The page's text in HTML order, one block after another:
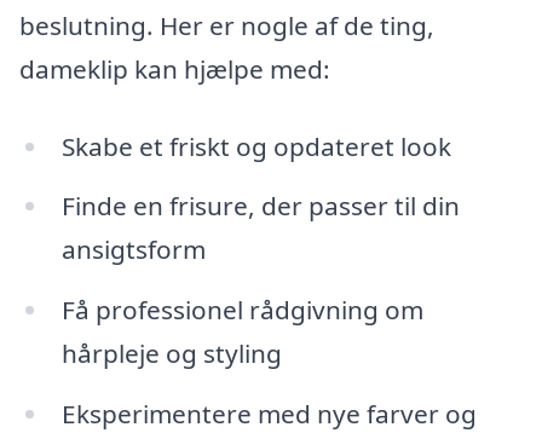
beslutning. Her er nogle af de ting,
dameklip kan hjælpe med:
Skabe et friskt og opdateret look
Finde en frisure, der passer til din
ansigtsform
Få professionel rådgivning om
hårpleje og styling
Eksperimentere med nye farver og